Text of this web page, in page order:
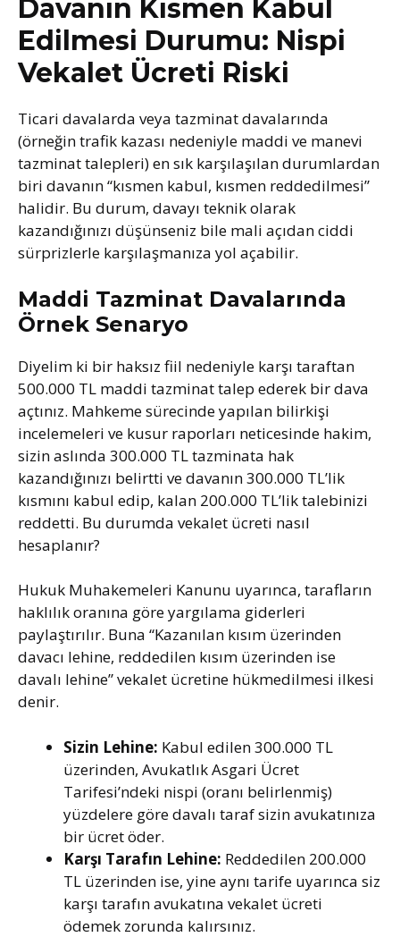
Davanın Kısmen Kabul
Edilmesi Durumu: Nispi
Vekalet Ücreti Riski
Ticari davalarda veya tazminat davalarında
(örneğin trafik kazası nedeniyle maddi ve manevi
tazminat talepleri) en sık karşılaşılan durumlardan
biri davanın “kısmen kabul, kısmen reddedilmesi”
halidir. Bu durum, davayı teknik olarak
kazandığınızı düşünseniz bile mali açıdan ciddi
sürprizlerle karşılaşmanıza yol açabilir.
Maddi Tazminat Davalarında
Örnek Senaryo
Diyelim ki bir haksız fiil nedeniyle karşı taraftan
500.000 TL maddi tazminat talep ederek bir dava
açtınız. Mahkeme sürecinde yapılan bilirkişi
incelemeleri ve kusur raporları neticesinde hakim,
sizin aslında 300.000 TL tazminata hak
kazandığınızı belirtti ve davanın 300.000 TL’lik
kısmını kabul edip, kalan 200.000 TL’lik talebinizi
reddetti. Bu durumda vekalet ücreti nasıl
hesaplanır?
Hukuk Muhakemeleri Kanunu uyarınca, tarafların
haklılık oranına göre yargılama giderleri
paylaştırılır. Buna “Kazanılan kısım üzerinden
davacı lehine, reddedilen kısım üzerinden ise
davalı lehine” vekalet ücretine hükmedilmesi ilkesi
denir.
Sizin Lehine: Kabul edilen 300.000 TL
üzerinden, Avukatlık Asgari Ücret
Tarifesi’ndeki nispi (oranı belirlenmiş)
yüzdelere göre davalı taraf sizin avukatınıza
bir ücret öder.
Karşı Tarafın Lehine: Reddedilen 200.000
TL üzerinden ise, yine aynı tarife uyarınca siz
karşı tarafın avukatına vekalet ücreti
ödemek zorunda kalırsınız.